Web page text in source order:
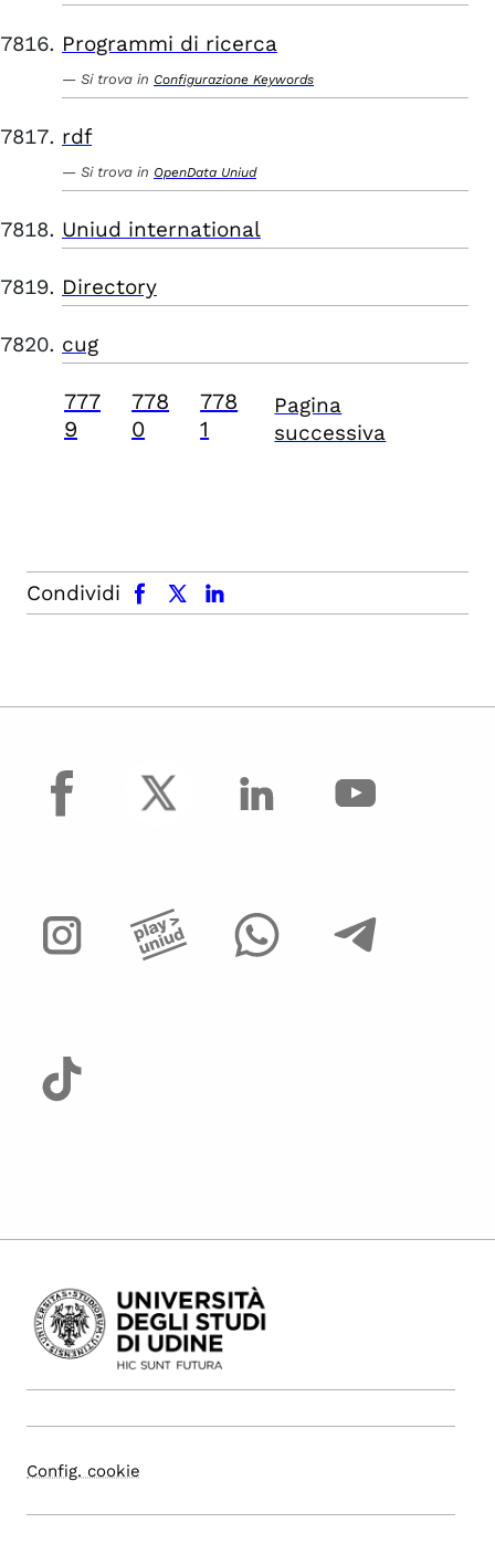
Programmi di ricerca
Si trova in Configurazione Keywords
rdf
Si trova in OpenData Uniud
Uniud international
Directory
cug
777
9
778
0
778
1
Pagina
successiva
Condividi
facebook x.com linkedin
facebook
Config. cookie